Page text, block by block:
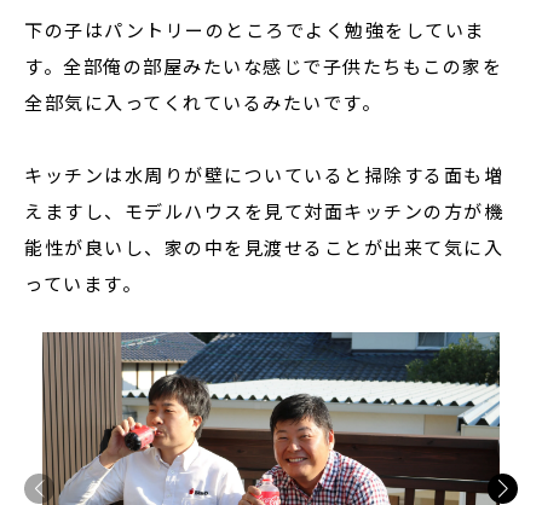
下の子はパントリーのところでよく勉強をしていま
す。全部俺の部屋みたいな感じで子供たちもこの家を
全部気に入ってくれているみたいです。
キッチンは水周りが壁についていると掃除する面も増
えますし、モデルハウスを見て対面キッチンの方が機
能性が良いし、家の中を見渡せることが出来て気に入
っています。